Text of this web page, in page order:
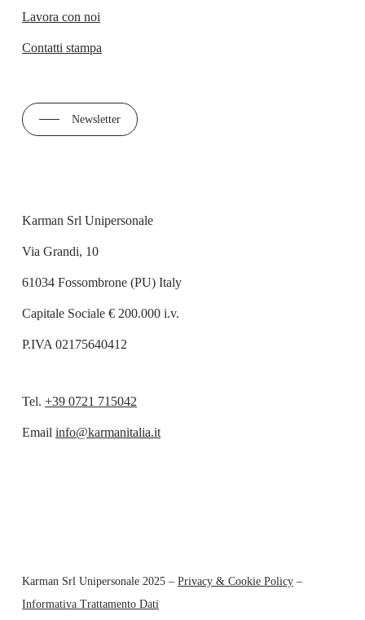
Lavora con noi
Contatti stampa
Newsletter
Karman Srl Unipersonale
Via Grandi, 10
61034 Fossombrone (PU) Italy
Capitale Sociale € 200.000 i.v.
P.IVA 02175640412
Tel.+39 0721 715042
Emailinfo@karmanitalia.it
Karman Srl Unipersonale 2025 – Privacy & Cookie Policy–
Informativa Trattamento Dati